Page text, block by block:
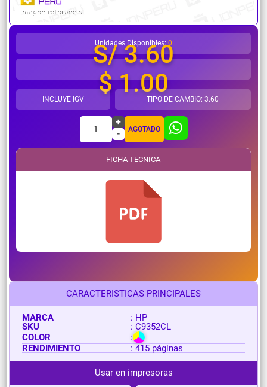
¿Necesitas ayuda?
CARACTERISTICAS PRINCIPALES
MARCA
: HP
SKU
: C9352CL
COLOR
:
RENDIMIENTO
: 415 páginas
Usar en impresoras
Unidades Disponibles:0
S/ 3.60
$ 1.00
INCLUYE IGV TIPO DE CAMBIO: 3.60
1
+
-
AGOTADO
FICHA TECNICA